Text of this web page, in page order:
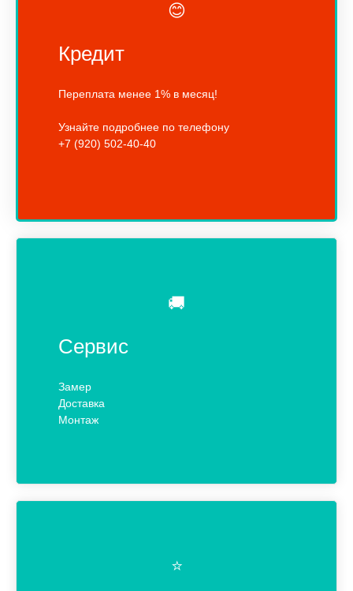
😊
Кредит
Переплата менее 1% в месяц!
Узнайте подробнее по телефону
+7 (920) 502-40-40
🚚
Сервис
Замер
Доставка
Монтаж
⭐️